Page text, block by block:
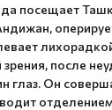
посещает
зрения, после
глаз. Он